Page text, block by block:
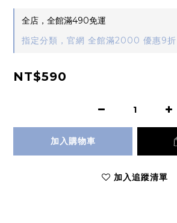
全店，全館滿490免運
指定分類，官網 全館滿2000 優惠9折
NT$590
加入購物車
加入追蹤清單